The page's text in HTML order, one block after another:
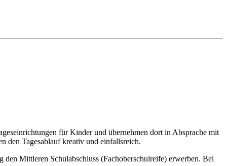
für Kinder und übernehmen dort in Absprache mit
den Tagesablauf kreativ und einfallsreich.
Mittleren Schulabschluss (Fachoberschulreife) erwerben. Bei